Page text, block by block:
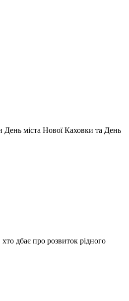
День міста Нової Каховки та День
дбає про розвиток рідного